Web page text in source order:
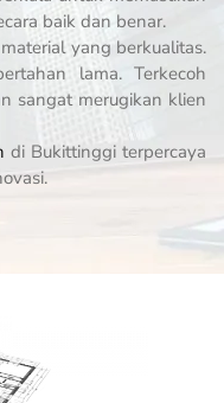
baik dan benar.
yang berkualitas.
lama. Terkecoh
sangat merugikan klien
di Bukittinggi terpercaya